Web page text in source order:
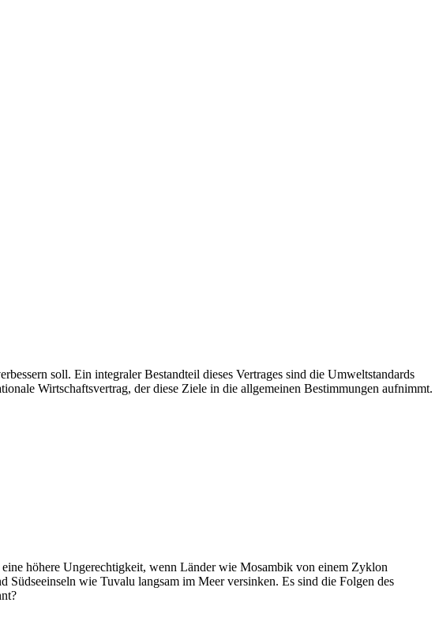
soll. Ein integraler Bestandteil dieses Vertrages sind die Umweltstandards
Wirtschaftsvertrag, der diese Ziele in die allgemeinen Bestimmungen aufnimmt.
höhere Ungerechtigkeit, wenn Länder wie Mosambik von einem Zyklon
wie Tuvalu langsam im Meer versinken. Es sind die Folgen des